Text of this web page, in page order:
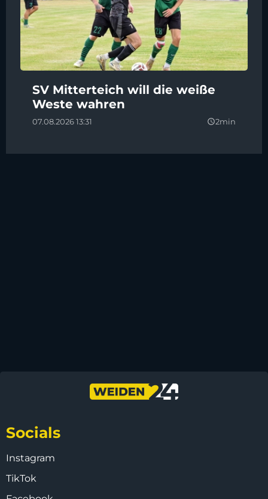
SV Mitterteich will die weiße
Weste wahren
07.08.2026 13:31 query_builder2min
Socials
Instagram
TikTok